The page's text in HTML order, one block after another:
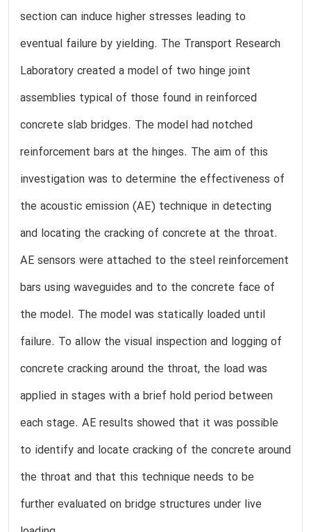
section can induce higher stresses leading to
eventual failure by yielding. The Transport Research
Laboratory created a model of two hinge joint
assemblies typical of those found in reinforced
concrete slab bridges. The model had notched
reinforcement bars at the hinges. The aim of this
investigation was to determine the effectiveness of
the acoustic emission (AE) technique in detecting
and locating the cracking of concrete at the throat.
AE sensors were attached to the steel reinforcement
bars using waveguides and to the concrete face of
the model. The model was statically loaded until
failure. To allow the visual inspection and logging of
concrete cracking around the throat, the load was
applied in stages with a brief hold period between
each stage. AE results showed that it was possible
to identify and locate cracking of the concrete around
the throat and that this technique needs to be
further evaluated on bridge structures under live